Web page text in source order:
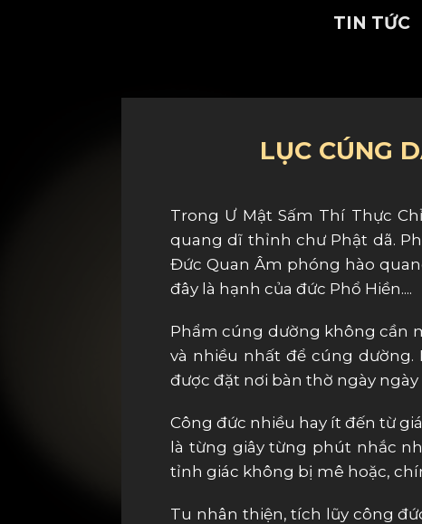
TIN TỨC
LỤC CÚNG
Trong Ư Mật Sấm Thí Thực
quang dĩ thỉnh chư Phật dã.
Đức Quan Âm phóng hào
đây là hạnh của đức Phổ Hiền....
Phẩm cúng dường không cần
và nhiều nhất để cúng
được đặt nơi bàn thờ ngày
Công đức nhiều hay ít đến từ
là từng giây từng phút nhắc
tỉnh giác không bị mê hoặc,
Tu nhân thiện, tích lũy công